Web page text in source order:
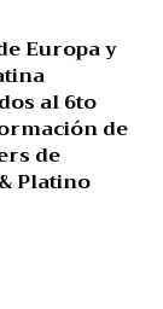
Europa y
al 6to
de
de
Platino